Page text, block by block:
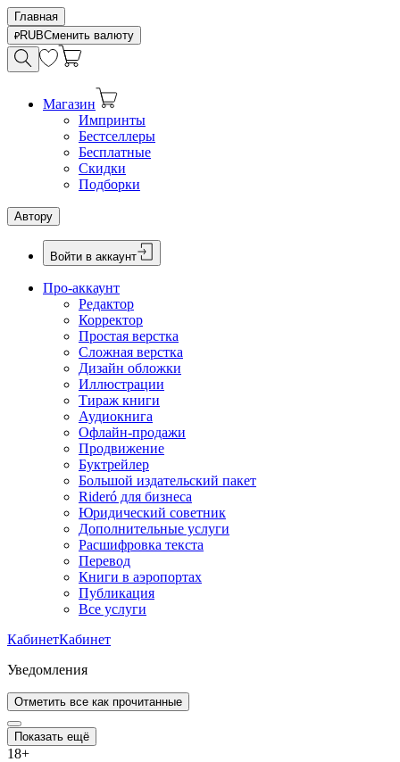
Главная
RUBСменить валюту
Магазин
Импринты
Бестселлеры
Бесплатные
Скидки
Подборки
Автору
Войти в аккаунт
Про-аккаунт
Редактор
Корректор
Простая верстка
Сложная верстка
Дизайн обложки
Иллюстрации
Тираж книги
Аудиокнига
Офлайн-продажи
Продвижение
Буктрейлер
Большой издательский пакет
Rideró для бизнеса
Юридический советник
Дополнительные услуги
Расшифровка текста
Перевод
Книги в аэропортах
Публикация
Все услуги
КабинетКабинет
Уведомления
Отметить все как прочитанные
Показать ещё
18+